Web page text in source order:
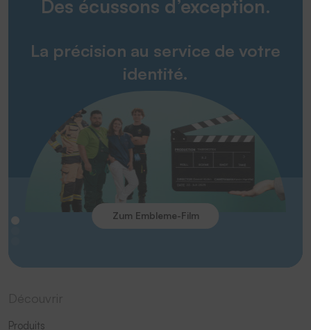
Des écussons d’exception.
La précision au service de votre
identité.
Zum Embleme-Film
Produits